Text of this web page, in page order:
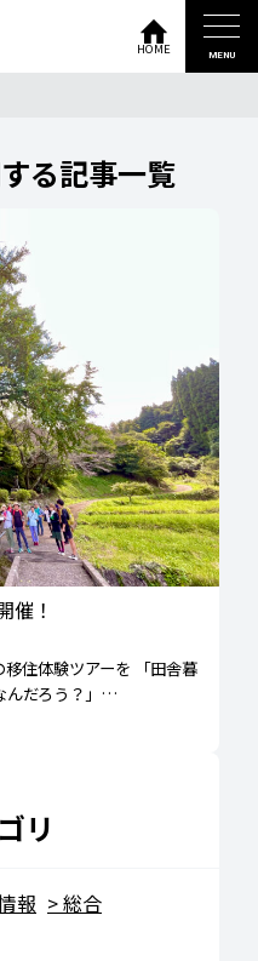
HOME MENU
る記事一覧
催！
住体験ツアーを 「田舎暮
んだろう？」…
リ
報
総合